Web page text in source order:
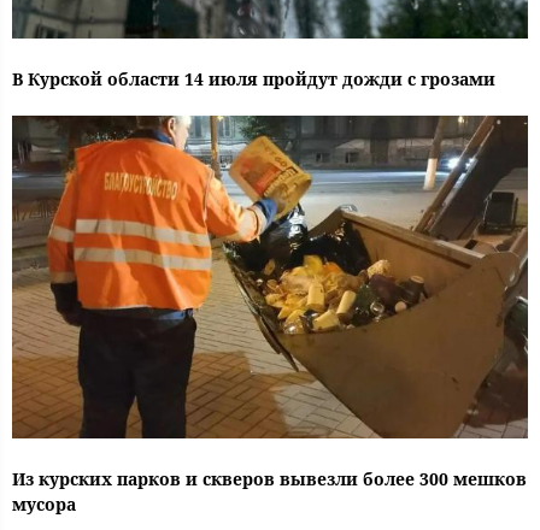
В Курской области 14 июля пройдут дожди с грозами
Из курских парков и скверов вывезли более 300 мешков
мусора